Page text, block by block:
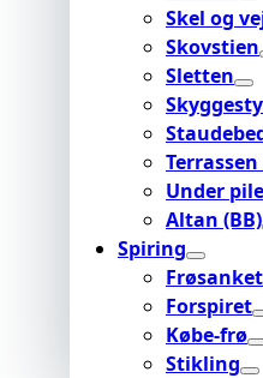
Skel og
Skovstien
Sletten
Under
Altan (BB)
Spiring
Frøsanket
Forspiret
Købe-frø
Stikling